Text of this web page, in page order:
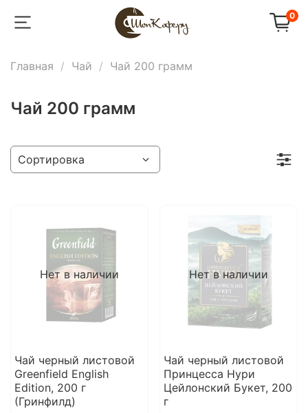
0
Главная Чай Чай 200 грамм
Чай 200 грамм
Нет в наличии
Чай черный листовой
Greenfield English
Edition, 200 г
(Гринфилд)
Нет в наличии
Чай черный листовой
Принцесса Нури
Цейлонский Букет, 200
г